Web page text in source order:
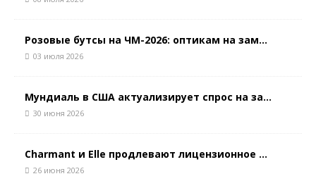
Розовые бутсы на ЧМ-2026: оптикам на зам...
03 июля 2026
Мундиаль в США актуализирует спрос на за...
30 июня 2026
Charmant и Elle продлевают лицензионное ...
26 июня 2026